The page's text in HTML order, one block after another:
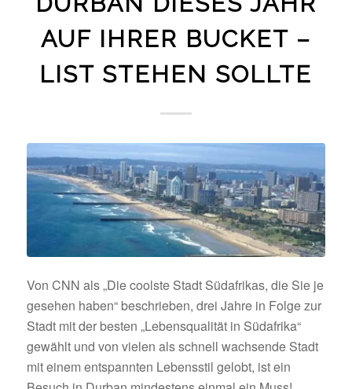
AUF IHRER BUCKET –
LIST STEHEN SOLLTE
Von CNN als „Die coolste Stadt Südafrikas, die Sie je
gesehen haben“ beschrieben, drei Jahre in Folge zur
Stadt mit der besten „Lebensqualität in Südafrika“
gewählt und von vielen als schnell wachsende Stadt
mit einem entspannten Lebensstil gelobt, ist ein